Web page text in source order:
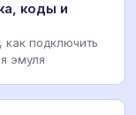
коды и
как подключить
эмуля